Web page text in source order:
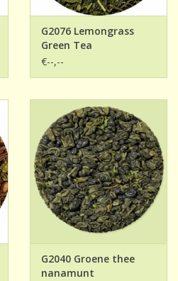
G2076 Lemongrass
Green Tea
€--,--
G2040 Groene thee
nanamunt